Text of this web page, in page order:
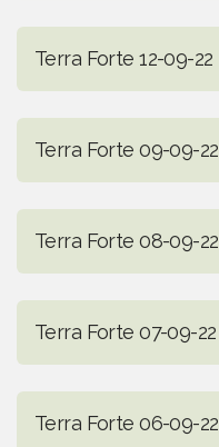
Terra Forte 12-09-22
Terra Forte 09-09-22
Terra Forte 08-09-22
Terra Forte 07-09-22
Terra Forte 06-09-22